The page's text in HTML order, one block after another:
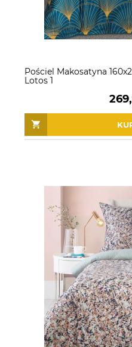
Pościel Makosatyna
Lotos 1